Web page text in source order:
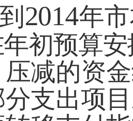
2014年
初预算
减的资
支出项